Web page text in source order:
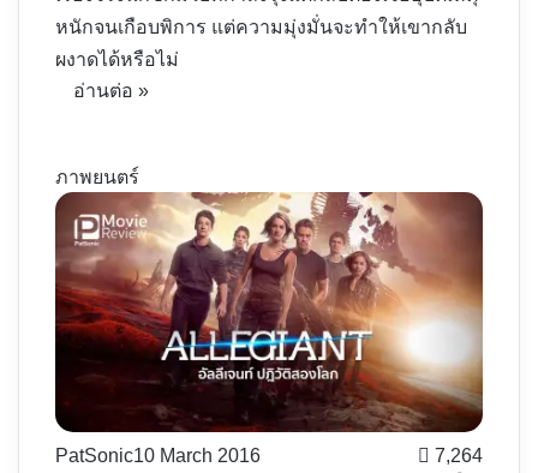
หนักจนเกือบพิการ แต่ความมุ่งมั่นจะทำให้เขากลับ
ผงาดได้หรือไม่
อ่านต่อ »
ภาพยนตร์
PatSonic10 March 2016 7,264